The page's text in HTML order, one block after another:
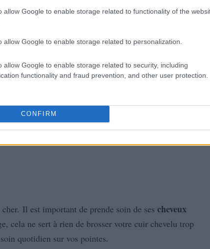
allow Google to enable storage related to functionality of the
allow Google to enable storage related to personalization.
allow Google to enable storage related to security, including
functionality and fraud prevention, and other user protection.
CONFIRM
cher. Il est important de prende soin de ses cheveux
cela ne sert à rien de brosser votre cuir chevelu trop
quotidien sur vos pointes.